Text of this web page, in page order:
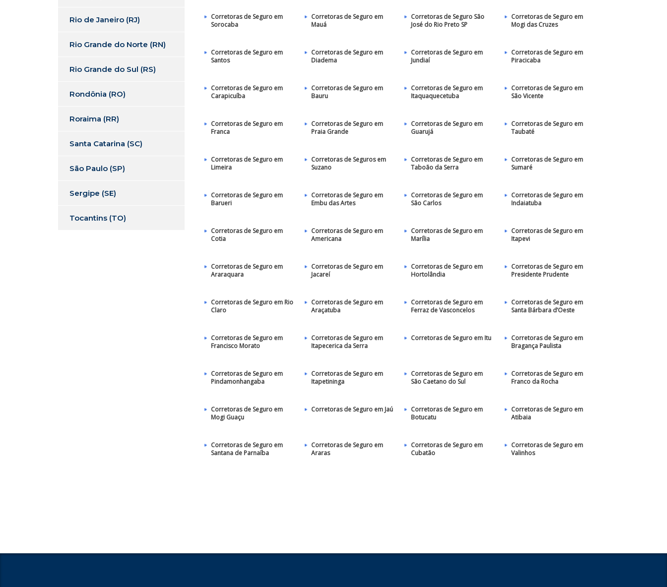
Corretoras de Seguro em
Sorocaba
Corretoras de Seguro em
Mauá
Corretoras de Seguro São
José do Rio Preto SP
Corretoras de Seguro em
Mogi das Cruzes
Corretoras de Seguro em
Santos
Corretoras de Seguro em
Diadema
Corretoras de Seguro em
Jundiaí
Corretoras de Seguro em
Piracicaba
Corretoras de Seguro em
Carapicuíba
Corretoras de Seguro em
Bauru
Corretoras de Seguro em
Itaquaquecetuba
Corretoras de Seguro em
São Vicente
Corretoras de Seguro em
Franca
Corretoras de Seguro em
Praia Grande
Corretoras de Seguro em
Guarujá
Corretoras de Seguro em
Taubaté‎
Corretoras de Seguro em
Limeira
Corretoras de Seguros em
Suzano
Corretoras de Seguro em
Taboão da Serra
Corretoras de Seguro em
Sumaré
Corretoras de Seguro em
Barueri
Corretoras de Seguro em
Embu das Artes
Corretoras de Seguro em
São Carlos
Corretoras de Seguro em
Indaiatuba
Corretoras de Seguro em
Cotia
Corretoras de Seguro em
Americana
Corretoras de Seguro em
Marília
Corretoras de Seguro em
Itapevi
Corretoras de Seguro em
Araraquara
Corretoras de Seguro em
Jacareí
Corretoras de Seguro em
Hortolândia
Corretoras de Seguro em
Presidente Prudente
Corretoras de Seguro em Rio
Claro
Corretoras de Seguro em
Araçatuba
Corretoras de Seguro em
Ferraz de Vasconcelos
Corretoras de Seguro em
Santa Bárbara d’Oeste
Corretoras de Seguro em
Francisco Morato
Corretoras de Seguro em
Itapecerica da Serra
Corretoras de Seguro em Itu
Corretoras de Seguro em
Bragança Paulista
Corretoras de Seguro em
Pindamonhangaba
Corretoras de Seguro em
Itapetininga
Corretoras de Seguro em
São Caetano do Sul
Corretoras de Seguro em
Franco da Rocha
Corretoras de Seguro em
Mogi Guaçu
Corretoras de Seguro em Jaú
Corretoras de Seguro em
Botucatu
Corretoras de Seguro em
Atibaia
Corretoras de Seguro em
Santana de Parnaíba
Corretoras de Seguro em
Araras
Corretoras de Seguro em
Cubatão
Corretoras de Seguro em
Valinhos
Rio de Janeiro (RJ)
Rio Grande do Norte (RN)
Rio Grande do Sul (RS)
Rondônia (RO)
Roraima (RR)
Santa Catarina (SC)
São Paulo (SP)
Sergipe (SE)
Tocantins (TO)